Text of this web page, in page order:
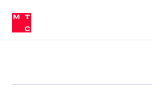
Медиа-центр
и акционерам
Устойчивое развитие
Комплаенс и деловая этика
компании
Карьера
в МТС